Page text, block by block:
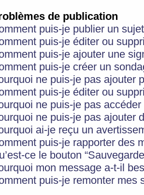
de publication
puis-je publier un
puis-je éditer ou
puis-je ajouter une
puis-je créer un
ne puis-je pas ajouter
puis-je éditer ou
ne puis-je pas
ne puis-je pas ajouter
ai-je reçu un
puis-je rapporter des
ce le bouton
mon message a-t-il
puis-je remonter mes